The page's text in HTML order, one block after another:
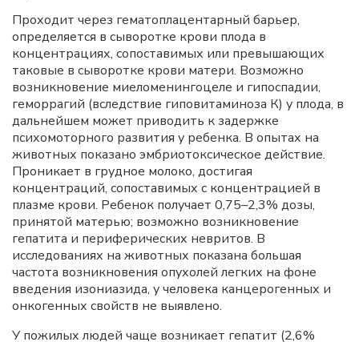
Проходит через гематоплацентарный барьер,
определяется в сыворотке крови плода в
концентрациях, сопоставимых или превышающих
таковые в сыворотке крови матери. Возможно
возникновение миеломенингоцеле и гипоспадии,
геморрагий (вследствие гиповитаминоза К) у плода, в
дальнейшем может приводить к задержке
психомоторного развития у ребенка. В опытах на
животных показано эмбриотоксическое действие.
Проникает в грудное молоко, достигая
концентраций, сопоставимых с концентрацией в
плазме крови. Ребенок получает 0,75–2,3% дозы,
принятой матерью; возможно возникновение
гепатита и периферических невритов. В
исследованиях на животных показана большая
частота возникновения опухолей легких на фоне
введения изониазида, у человека канцерогенных и
онкогенных свойств не выявлено.
У пожилых людей чаще возникает гепатит (2,6%